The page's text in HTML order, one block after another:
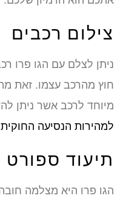
צילום רכבים
ניתן לצלם עם הגו פרו
חוץ מהרכב עצמו. זאת
מיוחד לרכב אשר ניתן
למהירות הנסיעה החוקית
תיעוד
הגו פרו היא מצלמה